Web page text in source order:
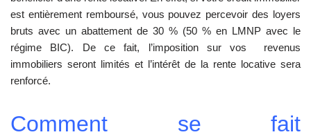
est entièrement remboursé, vous pouvez percevoir des loyers
bruts avec un abattement de 30 % (50 % en LMNP avec le
régime BIC). De ce fait, l’imposition sur vos revenus
immobiliers seront limités et l’intérêt de la rente locative sera
renforcé.
Comment se fait